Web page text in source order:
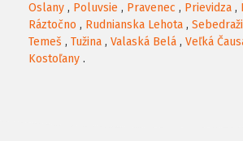
Oslany , Poluvsie , Pravenec , Prievidza ,
Ráztočno , Rudnianska Lehota ,
Temeš , Tužina , Valaská Belá , Veľká
Kostoľany .